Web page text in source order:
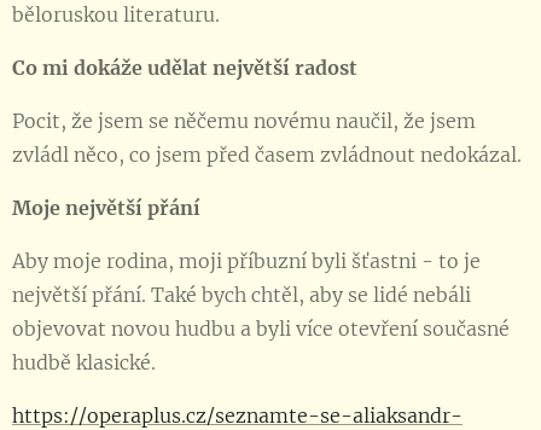
běloruskou literaturu.
Co mi dokáže udělat největší radost
Pocit, že jsem se něčemu novému naučil, že jsem
zvládl něco, co jsem před časem zvládnout nedokázal.
Moje největší přání
Aby moje rodina, moji příbuzní byli šťastni - to je
největší přání. Také bych chtěl, aby se lidé nebáli
objevovat novou hudbu a byli více otevření současné
hudbě klasické.
https://operaplus.cz/seznamte-se-aliaksandr-